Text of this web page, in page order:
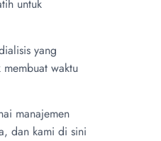
untuk
yang
waktu
manajemen
dan kami di sini